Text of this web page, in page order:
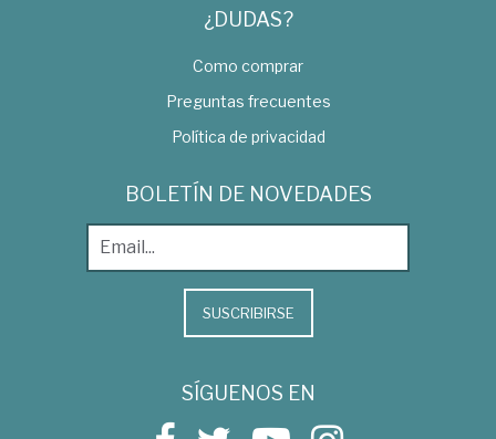
¿DUDAS?
Como comprar
Preguntas frecuentes
Política de privacidad
BOLETÍN DE NOVEDADES
SUSCRIBIRSE
SÍGUENOS EN